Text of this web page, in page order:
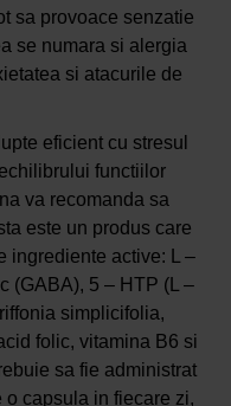
sa provoace senzatie
se numara si alergia
si atacurile de
eficient cu stresul
functiilor
va recomanda sa
este un produs care
ingrediente active: L –
(GABA), 5 – HTP (L –
simplicifolia,
folic, vitamina B6 si
sa fie administrat
capsula in fiecare zi,